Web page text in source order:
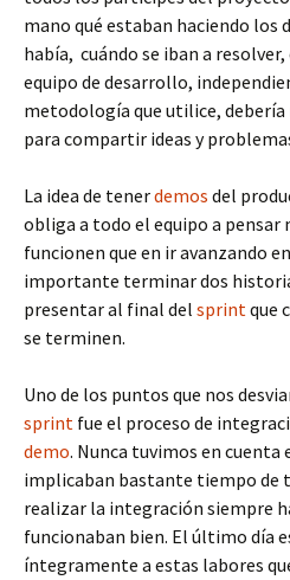
mano qué estaban haciendo los
había, cuándo se iban a
equipo de desarrollo,
metodología que utilice,
para compartir ideas y
La idea de tenerdemos del
obliga a todo el equipo a pensar
funcionen que en ir avanzando
importante terminar dos
presentar al final del sprintque
se terminen.
Uno de los puntos que nos
sprint fue el proceso de
demo. Nunca tuvimos en cuenta
implicaban bastante tiempo de
realizar la integración siempre
funcionaban bien. El último día
íntegramente a estas labores